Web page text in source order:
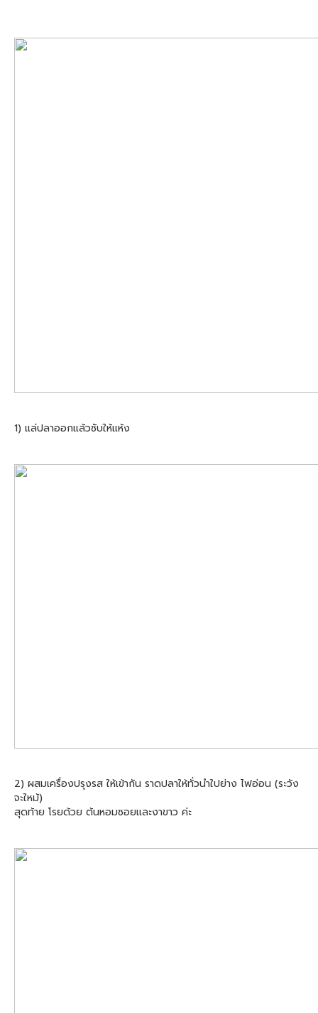
1) แล่ปลาออกแล้วซับให้แห้ง
2) ผสมเครื่องปรุงรส ให้เข้ากัน ราดปลาให้ทั่วนำใปย่าง ไฟอ่อน (ระวัง
จะใหม้)
สุดท้าย โรยด้วย ต้นหอมซอยและงาขาว ค่ะ